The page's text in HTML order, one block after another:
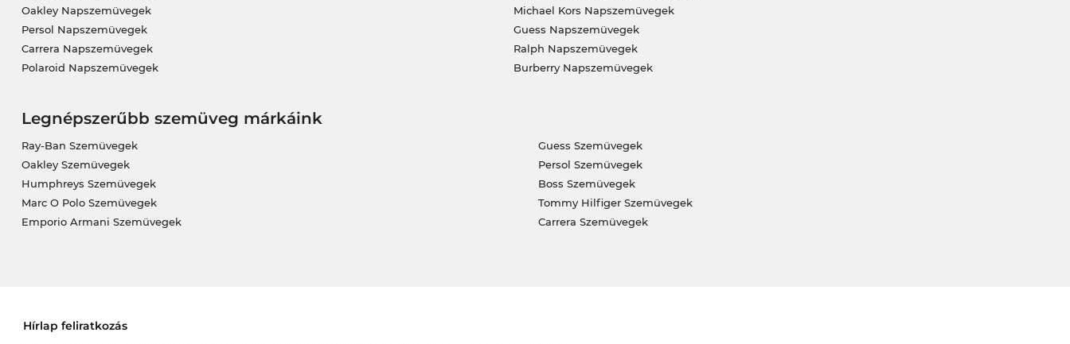
Oakley Napszemüvegek
Persol Napszemüvegek
Carrera Napszemüvegek
Polaroid Napszemüvegek
Michael Kors Napszemüvegek
Guess Napszemüvegek
Ralph Napszemüvegek
Burberry Napszemüvegek
Legnépszerűbb szemüveg márkáink
Ray-Ban Szemüvegek
Oakley Szemüvegek
Humphreys Szemüvegek
Marc O Polo Szemüvegek
Emporio Armani Szemüvegek
Guess Szemüvegek
Persol Szemüvegek
Boss Szemüvegek
Tommy Hilfiger Szemüvegek
Carrera Szemüvegek
Hírlap feliratkozás